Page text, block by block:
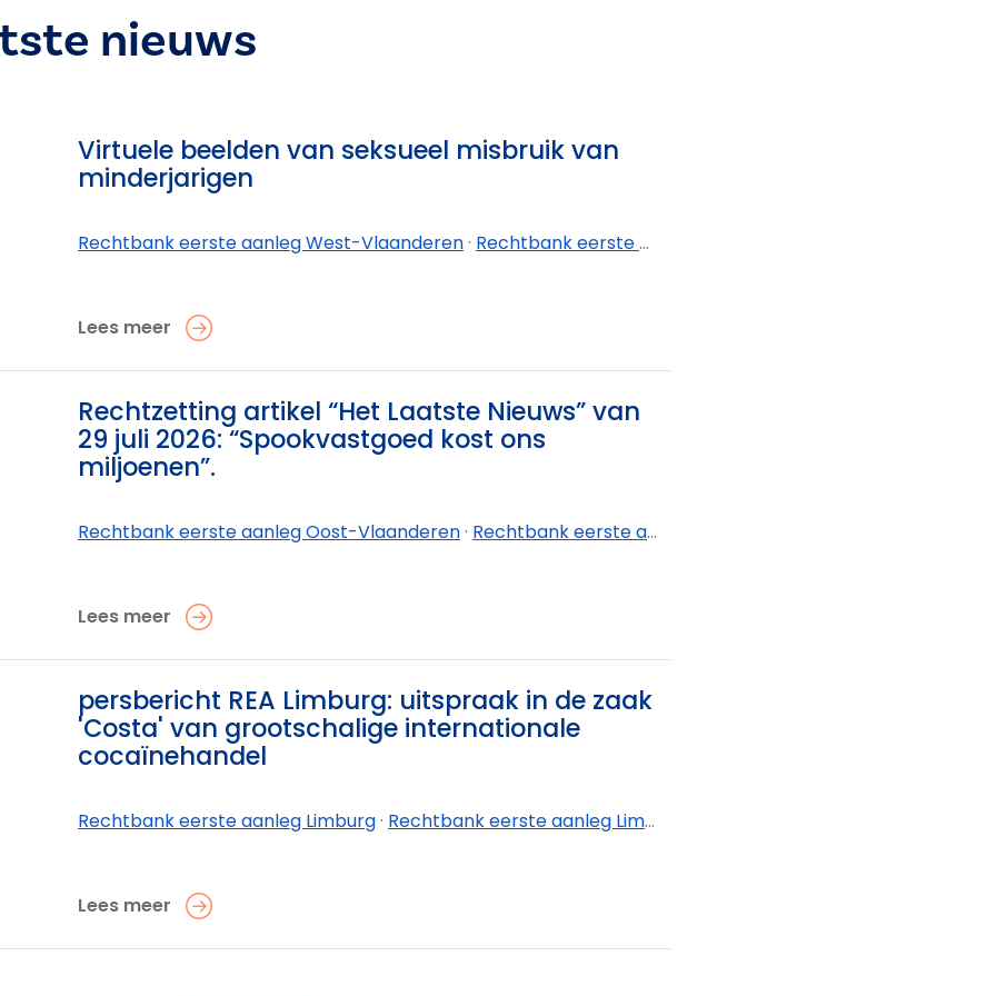
nieuws
Virtuele beelden van seksueel misbruik van
minderjarigen
Rechtbank eerste aanleg West-Vlaanderen· Rechtbank eerste aanleg West-Vlaanderen - afdeling Kortrijk
Lees meer
Rechtzetting artikel “Het Laatste Nieuws” van
29 juli 2026: “Spookvastgoed kost ons
miljoenen”.
Rechtbank eerste aanleg Oost-Vlaanderen· Rechtbank eerste aanleg Oost-Vlaanderen - afdeling Oudenaarde
Lees meer
persbericht REA Limburg: uitspraak in de zaak
'Costa' van grootschalige internationale
cocaïnehandel
Rechtbank eerste aanleg Limburg· Rechtbank eerste aanleg Limburg - afdeling Tongeren-Borgloon
Lees meer